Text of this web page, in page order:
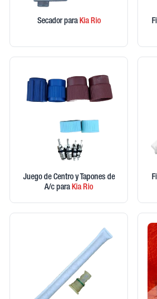
Secador paraKiaRio
Juego de Centro y Tapones de
A/c paraKiaRio